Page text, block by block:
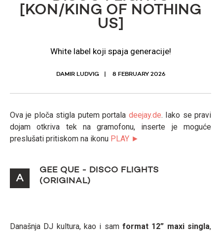
[KON/KING OF NOTHING
US]
White label koji spaja generacije!
DAMIR LUDVIG 8 FEBRUARY 2026
Ova je ploča stigla putem portala deejay.de. Iako se pravi
dojam otkriva tek na gramofonu, inserte je moguće
preslušati pritiskom na ikonu PLAY ►
A
GEE QUE - DISCO FLIGHTS
(ORIGINAL)
Današnja DJ kultura, kao i samformat 12” maxi singla,